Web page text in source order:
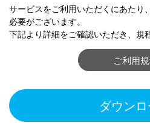
サービスをご利用いただくにあたり
必要がございます。
下記より詳細をご確認いただき、規
ご利用
ダウン